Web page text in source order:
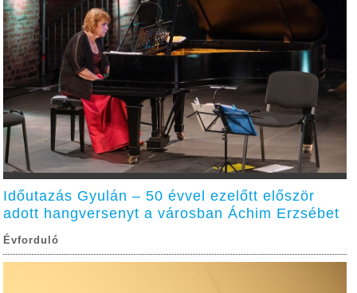
Időutazás Gyulán – 50 évvel ezelőtt először
adott hangversenyt a városban Áchim Erzsébet
Évforduló